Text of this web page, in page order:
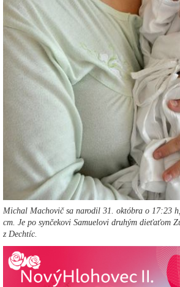
Michal Machovič sa narodil 31. októbra o 17:23
cm. Je po synčekovi Samuelovi druhým dieťaťom
z Dechtíc.